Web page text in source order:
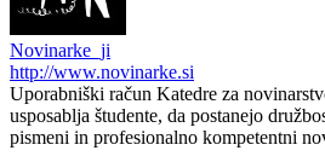
Novinarke_ji
http://www.novinarke.si
Uporabniški račun Katedre za
usposablja študente, da postanejo
pismeni in profesionalno kompetentni